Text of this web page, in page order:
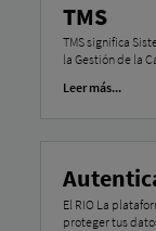
TMS
TMS significa
la Gestión de la
Leer más...
El RIO La
proteger tus